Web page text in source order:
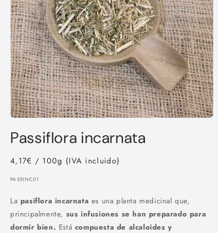
multimedia
1
una
ventana
Passiflora incarnata
4,17€ / 100g (IVA incluido)
SKU:
PASSINC01
La pasiflora incarnata es una planta medicinal que,
principalmente, sus infusiones se han preparado para
dormir bien. Está compuesta de alcaloides y